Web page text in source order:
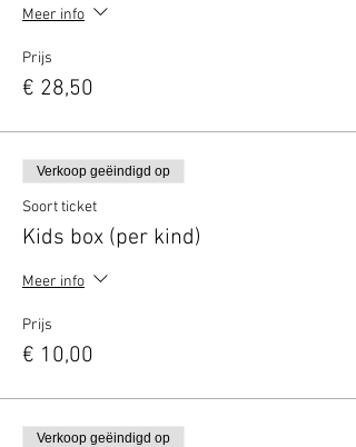
Meer info
Prijs
€ 28,50
Verkoop geëindigd op
Soort ticket
Kids box (per kind)
Meer info
Prijs
€ 10,00
Verkoop geëindigd op